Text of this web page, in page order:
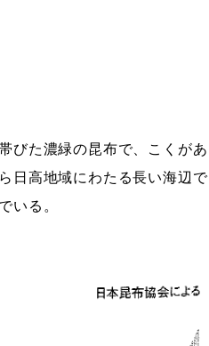
びた濃緑の昆布で、こくがあ
日高地域にわたる長い海辺で
いる。